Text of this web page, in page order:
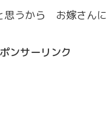
うから お嫁さん
ンサーリンク